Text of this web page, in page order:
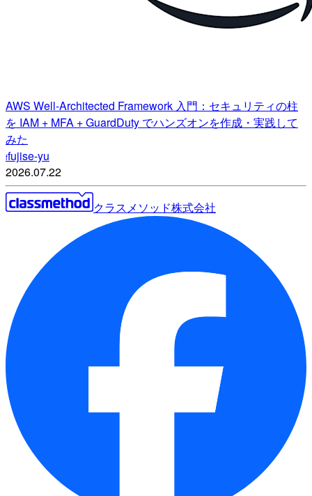
AWS Well-Architected Framework 入門：セキュリティの柱
を IAM + MFA + GuardDuty でハンズオンを作成・実践して
みた
ffujise-yu
2026.07.22
クラスメソッド株式会社